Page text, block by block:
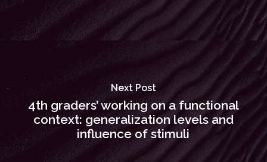
Next Post
4th graders’ working on a functional
context: generalization levels and
influence of stimuli